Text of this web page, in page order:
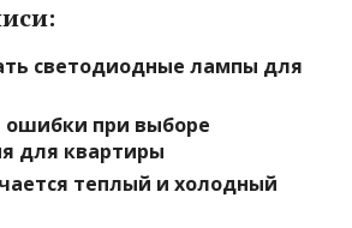
светодиодные лампы для
ошибки при выборе
для квартиры
теплый и холодный